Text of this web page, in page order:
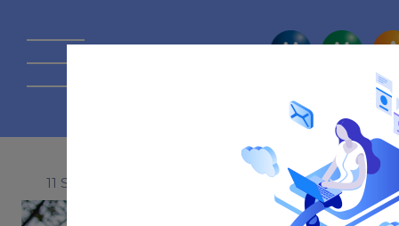
La route
11 SEPTEMBRE 2024